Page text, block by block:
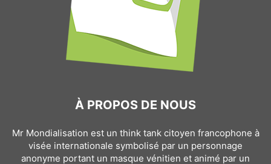
À PROPOS DE NOUS
Mr Mondialisation est un think tank citoyen francophone à
visée internationale symbolisé par un personnage
anonyme portant un masque vénitien et animé par un